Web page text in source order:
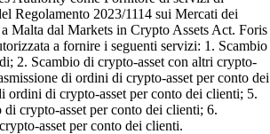
Regolamento 2023/1114 sui Mercati dei
Malta dal Markets in Crypto Assets Act. Foris
a fornire i seguenti servizi: 1. Scambio
2. Scambio di crypto-asset con altri crypto-
di ordini di crypto-asset per conto dei
ordini di crypto-asset per conto dei clienti; 5.
crypto-asset per conto dei clienti; 6.
asset per conto dei clienti.